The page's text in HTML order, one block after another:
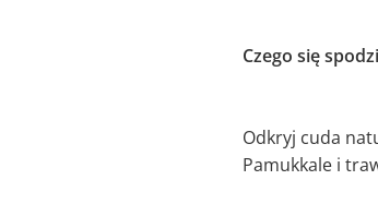
Czego się
Odkryj cuda
Pamukkale i